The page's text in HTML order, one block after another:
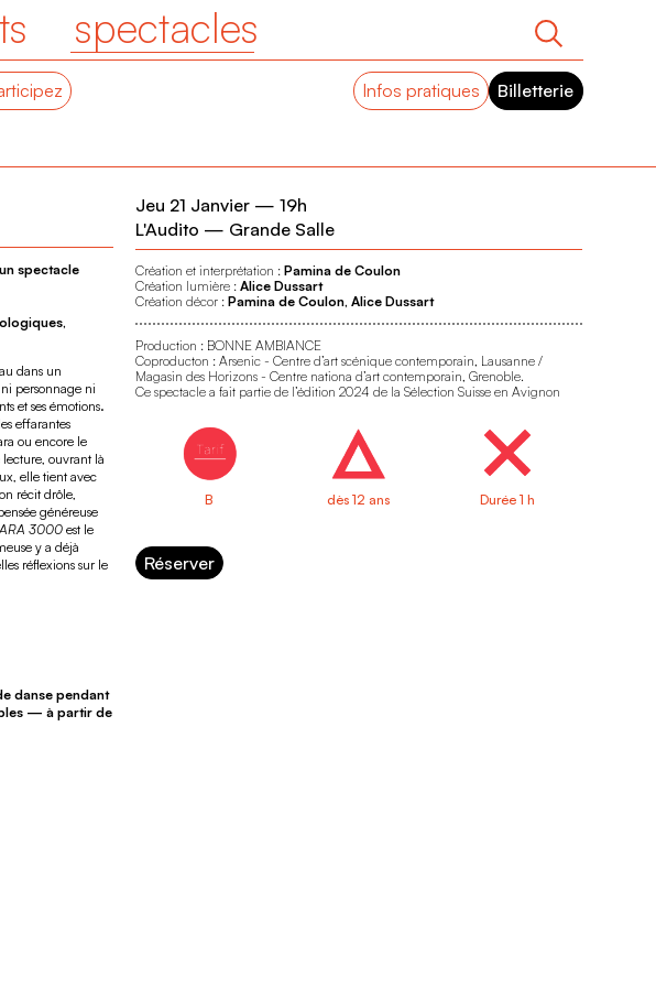
spectacles
Infos pratiques Billetterie
spectacle
dans un
personnage ni
et ses émotions.
effarantes
ou encore le
ouvrant là
elle tient avec
récit drôle,
généreuse
3000est le
y a déjà
réflexions sur le
danse pendant
— à partir de
Jeu 21 Janvier— 19h
L'Audito — Grande Salle
Création et interprétation : Pamina de Coulon
Création lumière : Alice Dussart
Création décor : Pamina de Coulon, Alice Dussart
Production : BONNE AMBIANCE
Coproducton : Arsenic - Centre d’art scénique contemporain, Lausanne /
Magasin des Horizons - Centre nationa d’art contemporain, Grenoble.
Ce spectacle a fait partie de l’édition 2024 de la Sélection Suisse en Avignon
B dès 12 ans Durée 1 h
Réserver